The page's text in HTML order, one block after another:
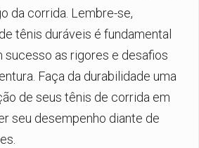
da corrida. Lembre-se,
tênis duráveis é fundamental
sucesso as rigores e desafios
Faça da durabilidade uma
de seus tênis de corrida em
seu desempenho diante de